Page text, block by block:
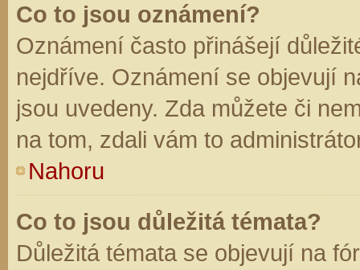
Co to jsou oznámení?
Oznámení často přinášejí
nejdříve. Oznámení se objevují
jsou uvedeny. Zda můžete či
na tom, zdali vám to
Nahoru
Co to jsou důležitá témata?
Důležitá témata se objevují na